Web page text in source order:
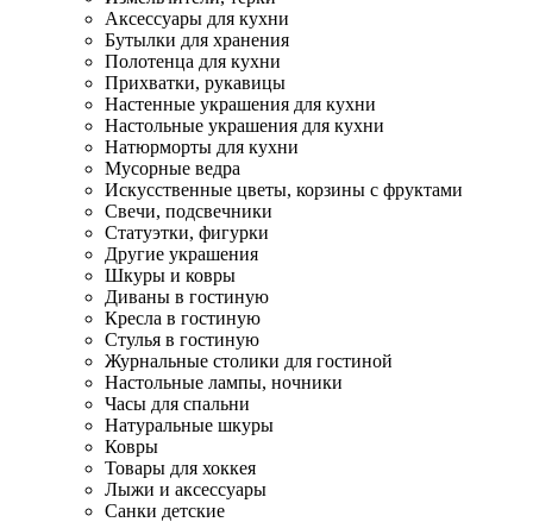
Аксессуары для кухни
Бутылки для хранения
Полотенца для кухни
Прихватки, рукавицы
Настенные украшения для кухни
Настольные украшения для кухни
Натюрморты для кухни
Мусорные ведра
Искусственные цветы, корзины с фруктами
Свечи, подсвечники
Статуэтки, фигурки
Другие украшения
Шкуры и ковры
Диваны в гостиную
Кресла в гостиную
Стулья в гостиную
Журнальные столики для гостиной
Настольные лампы, ночники
Часы для спальни
Натуральные шкуры
Ковры
Товары для хоккея
Лыжи и аксессуары
Санки детские